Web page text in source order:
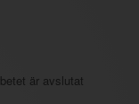
är avslutat